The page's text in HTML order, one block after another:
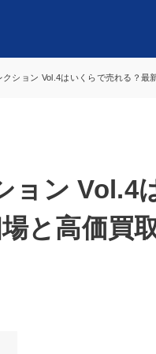
ション Vol.4はいくらで売れる？
ョン Vol.4
と高価買